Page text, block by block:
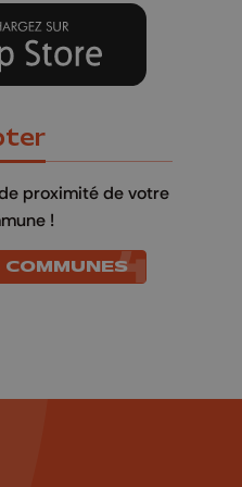
proximité de votre
!